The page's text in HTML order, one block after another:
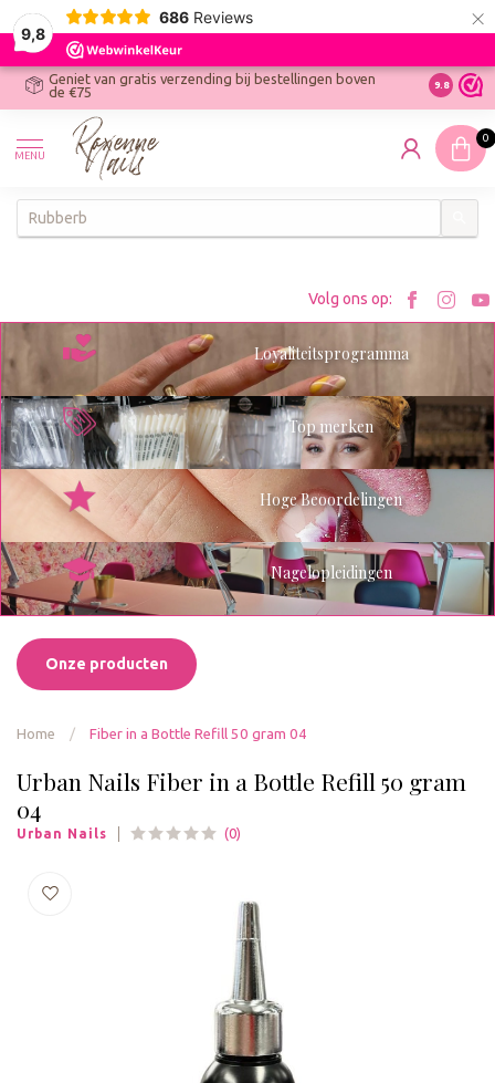
9,8
686 Reviews ×
Geniet van gratis verzending bij bestellingen boven
de €75
Ontdek
9.8
MENU
0
Volg ons op:
Bezoek
Loyaliteitsprogramma
Top merken
Hoge Beoordelingen
Nagelopleidingen
Onze producten
Home / Fiber in a Bottle Refill 50 gram 04
Urban Nails Fiber in a Bottle Refill 50 gram
04
Urban Nails (0)